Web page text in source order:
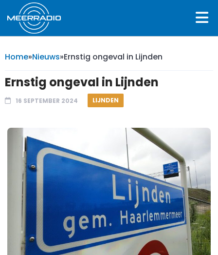
Home»Nieuws»Ernstig ongeval in Lijnden
Ernstig ongeval in Lijnden
16 SEPTEMBER 2024 LIJNDEN